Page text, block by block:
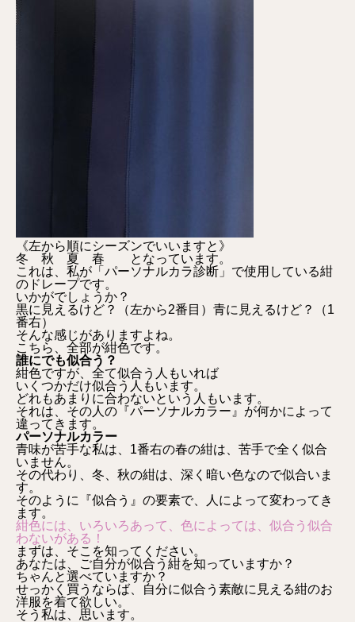
《左から順にシーズンでいいますと》
冬 秋 夏 春 となっています。
これは、私が「パーソナルカラ診断」で使用している紺
のドレープです。
いかがでしょうか？
黒に見えるけど？（左から2番目）青に見えるけど？（1
番右）
そんな感じがありますよね。
こちら、全部が紺色です。
誰にでも似合う？
紺色ですが、全て似合う人もいれば
いくつかだけ似合う人もいます。
どれもあまりに合わないという人もいます。
それは、その人の『パーソナルカラー』が何かによって
違ってきます。
パーソナルカラー
青味が苦手な私は、1番右の春の紺は、苦手で全く似合
いません。
その代わり、冬、秋の紺は、深く暗い色なので似合いま
す。
そのように『似合う』の要素で、人によって変わってき
ます。
紺色には、いろいろあって、色によっては、似合う似合
わないがある！
まずは、そこを知ってください。
あなたは、ご自分が似合う紺を知っていますか？
ちゃんと選べていますか？
せっかく買うならば、自分に似合う素敵に見える紺のお
洋服を着て欲しい。
そう私は、思います。